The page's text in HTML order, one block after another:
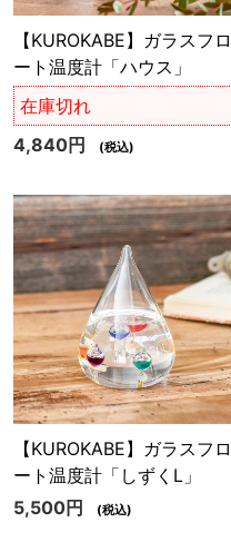
【KUROKABE】ガラスフロ
ート温度計「ハウス」
在庫切れ
4,840円
(税込)
【KUROKABE】ガラスフロ
ート温度計「しずくL」
5,500円
(税込)